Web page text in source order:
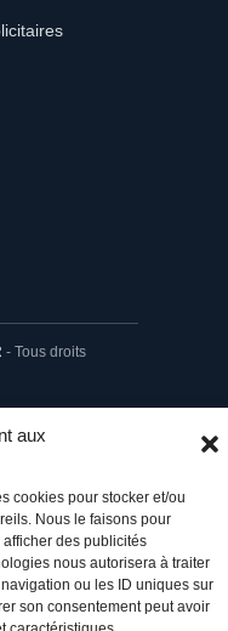
aux
cookies pour stocker et/ou
Nous le faisons pour
des publicités
nous autorisera à traiter
ou les ID uniques sur
son consentement peut avoir
- Tous droits
Retour à l’accueil